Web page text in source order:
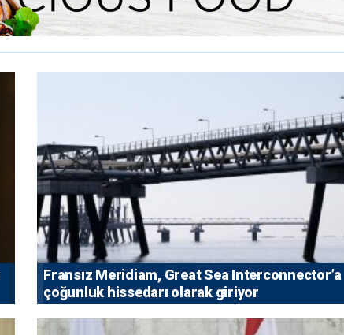
Fransız Meridiam, Great Sea Interconnector’a
çoğunluk hissedarı olarak giriyor